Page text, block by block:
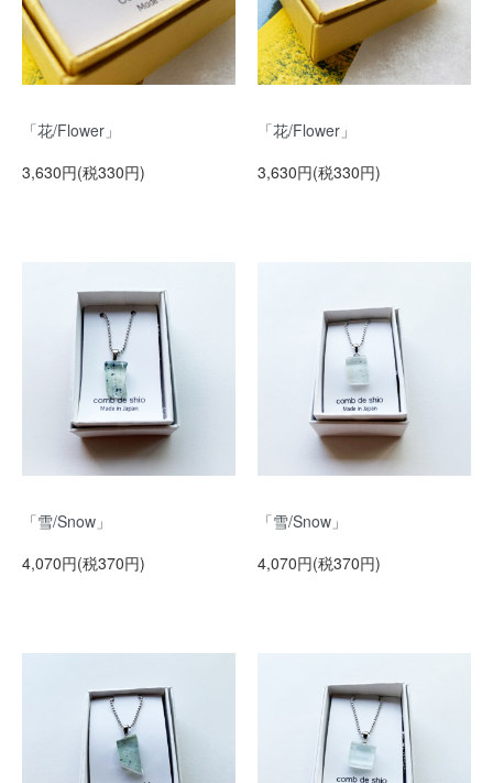
「花/Flower」
3,630円(税330円)
「花/Flower」
3,630円(税330円)
「雪/Snow」
4,070円(税370円)
「雪/Snow」
4,070円(税370円)